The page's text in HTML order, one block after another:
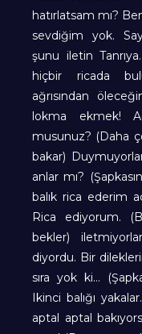
hatırlatsam mı?
sevdiğim yok.
şunu iletin
hiçbir ricada
ağrısından
lokma ekmek!
musunuz? (Daha
bakar)
anlar mı?
balık rica ederim
Rica ediyorum.
bekler)
diyordu. Bir
sıra yok ki…
Ikinci balığı
aptal aptal